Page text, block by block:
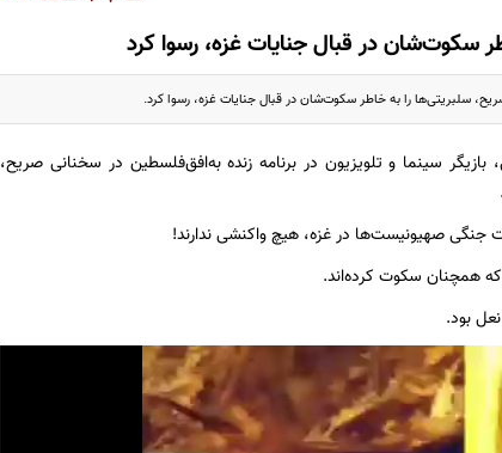
سکوت‌شان در قبال جنایات غزه، رسوا کرد
سلبریتی‌ها را به خاطر سکوت‌شان در قبال جنایات غزه، رسوا کرد.
سینما و تلویزیون در برنامه زنده به‌افق‌فلسطین در سخنانی صریح،
جنگی صهیونیست‌ها در غزه، هیچ واکنشی ندارند!
که همچنان سکوت کرده‌اند.
بود.